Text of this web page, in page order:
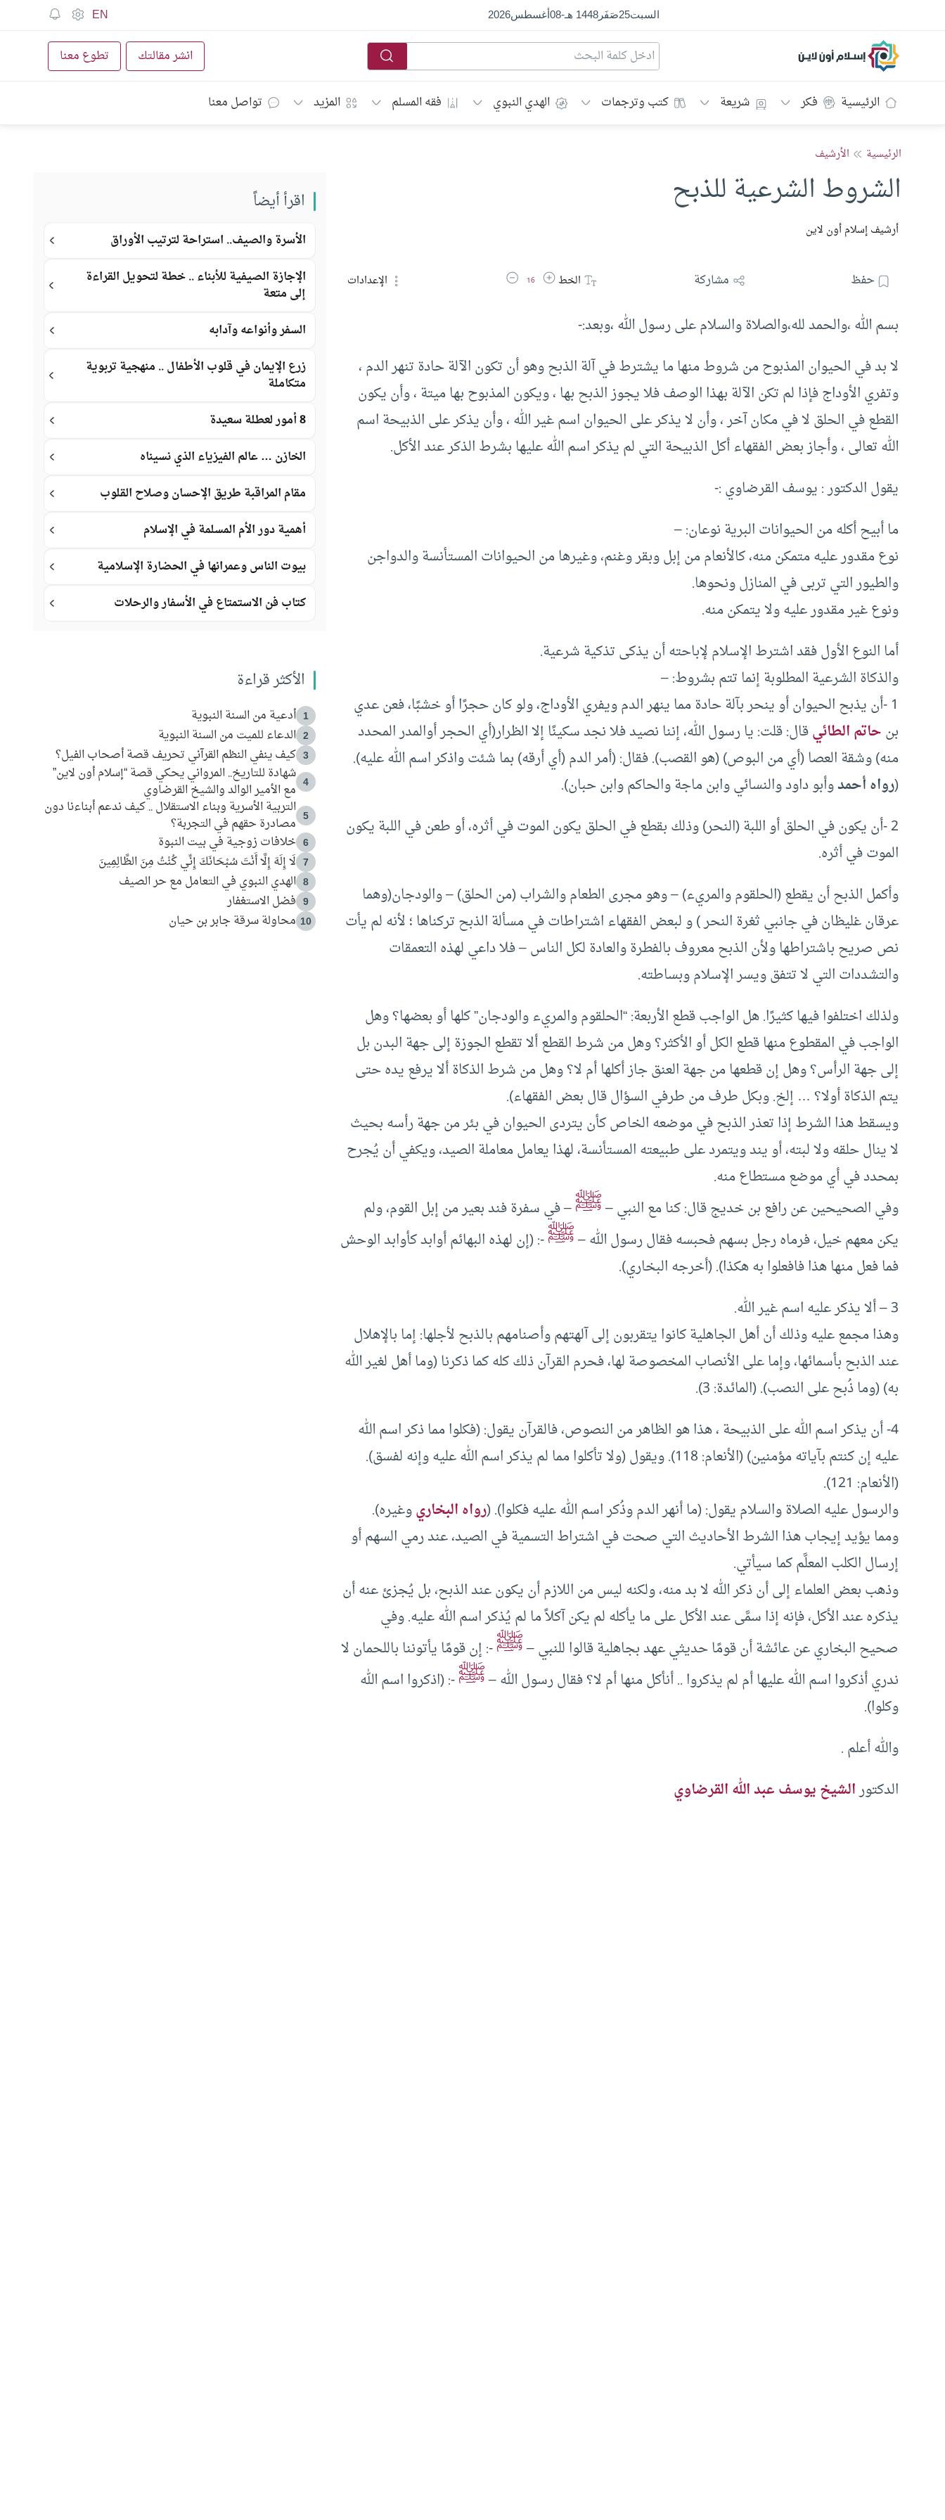
السبت25صَفَر1448 هـ -
08أغسطس2026
EN
إسلام أون لاين انشر مقالتك تطوع معنا
الرئيسية فكر شريعة كتب وترجمات الهدي النبوي فقه المسلم المزيد تواصل معنا
الرئيسية الأرشيف
الشروط الشرعية للذبح
أرشيف إسلام أون لاين
حفظ مشاركة الخطزيادة حجم الخط
16 تقليل حجم الخط الإعدادات
بسم الله ،والحمد لله،والصلاة والسلام على رسول الله ،وبعد:-
لا بد في الحيوان المذبوح من شروط منها ما يشترط في آلة الذبح وهو أن تكون الآلة حادة تنهر الدم ،
وتفري الأوداج فإذا لم تكن الآلة بهذا الوصف فلا يجوز الذبح بها ، ويكون المذبوح بها ميتة ، وأن يكون
القطع في الحلق لا في مكان آخر ، وأن لا يذكر على الحيوان اسم غير الله ، وأن يذكر على الذبيحة اسم
الله تعالى ، وأجاز بعض الفقهاء أكل الذبيحة التي لم يذكر اسم الله عليها بشرط الذكر عند الأكل.
يقول الدكتور : يوسف القرضاوي :-
ما أبيح أكله من الحيوانات البرية نوعان: –
نوع مقدور عليه متمكن منه، كالأنعام من إبل وبقر وغنم، وغيرها من الحيوانات المستأنسة والدواجن
والطيور التي تربى في المنازل ونحوها.
ونوع غير مقدور عليه ولا يتمكن منه.
أما النوع الأول فقد اشترط الإسلام لإباحته أن يذكى تذكية شرعية.
والذكاة الشرعية المطلوبة إنما تتم بشروط: –
1 -أن يذبح الحيوان أو ينحر بآلة حادة مما ينهر الدم ويفري الأوداج،
ولو كان حجرًا أو خشبًا، فعن عدي
بنحاتم الطائيقال: قلت: يا رسول الله، إننا نصيد فلا نجد سكينًا إلا الظرار(أي الحجر أوالمدر المحدد
منه) وشقة العصا (أي من البوص) (هو القصب). فقال: (أمر الدم (أي أرقه) بما شئت واذكر اسم الله عليه).
(رواه أحمدوأبو داود والنسائي وابن ماجة والحاكم وابن حبان).
2 -أن يكون في الحلق أو اللبة (النحر)
وذلك بقطع في الحلق يكون الموت في أثره، أو طعن في اللبة يكون
الموت في أثره.
وأكمل الذبح أن يقطع (الحلقوم والمريء) – وهو مجرى الطعام والشراب (من الحلق) – والودجان(وهما
عرقان غليظان في جانبي ثغرة النحر ) و لبعض الفقهاء اشتراطات في مسألة الذبح تركناها ؛ لأنه لم يأت
نص صريح باشتراطها ولأن الذبح معروف بالفطرة والعادة لكل الناس – فلا داعي لهذه التعمقات
والتشددات التي لا تتفق ويسر الإسلام وبساطته.
ولذلك اختلفوا فيها كثيرًا. هل الواجب قطع الأربعة: “الحلقوم والمريء والودجان” كلها أو بعضها؟ وهل
الواجب في المقطوع منها قطع الكل أو الأكثر؟ وهل من شرط القطع ألا تقطع الجوزة إلى جهة البدن بل
إلى جهة الرأس؟ وهل إن قطعها من جهة العنق جاز أكلها أم لا؟ وهل من شرط الذكاة ألا يرفع يده حتى
يتم الذكاة أولا؟ … إلخ. وبكل طرف من طرفي السؤال قال بعض الفقهاء).
ويسقط هذا الشرط إذا تعذر الذبح في موضعه الخاص كأن يتردى الحيوان في بئر من جهة رأسه بحيث
لا ينال حلقه ولا لبته، أو يند ويتمرد على طبيعته المستأنسة، لهذا يعامل معاملة الصيد، ويكفي أن يُجرح
بمحدد في أي موضع مستطاع منه.
وفي الصحيحين عن رافع بن خديج قال: كنا مع النبي –ﷺ– في سفرة فند بعير من إبل القوم، ولم
يكن معهم خيل، فرماه رجل بسهم فحبسه فقال رسول الله –ﷺ-: (إن لهذه البهائم أوابد كأوابد الوحش
فما فعل منها هذا فافعلوا به هكذا). (أخرجه البخاري).
3 – ألا يذكر عليه اسم غير الله.
وهذا مجمع عليه وذلك أن أهل الجاهلية كانوا يتقربون إلى آلهتهم وأصنامهم بالذبح لأجلها: إما بالإهلال
عند الذبح بأسمائها، وإما على الأنصاب المخصوصة لها، فحرم القرآن ذلك كله كما ذكرنا (وما أهل لغير الله
به) (وما ذُبح على النصب). (المائدة: 3).
4- أن يذكر اسم الله على الذبيحة
، هذا هو الظاهر من النصوص، فالقرآن يقول: (فكلوا مما ذكر اسم الله
عليه إن كنتم بآياته مؤمنين) (الأنعام: 118). ويقول (ولا تأكلوا مما لم يذكر اسم الله عليه وإنه لفسق).
(الأنعام: 121).
والرسول عليه الصلاة والسلام يقول: (ما أنهر الدم وذُكر اسم الله عليه فكلوا). (رواه البخاريوغيره).
ومما يؤيد إيجاب هذا الشرط الأحاديث التي صحت في اشتراط التسمية في الصيد، عند رمي السهم أو
إرسال الكلب المعلَّم كما سيأتي.
وذهب بعض العلماء إلى أن ذكر الله لا بد منه، ولكنه ليس من اللازم أن يكون عند الذبح، بل يُجزئ عنه أن
يذكره عند الأكل، فإنه إذا سمَّى عند الأكل على ما يأكله لم يكن آكلاً ما لم يُذكر اسم الله عليه. وفي
صحيح البخاري عن عائشة أن قومًا حديثي عهد بجاهلية قالوا للنبي –ﷺ-: إن قومًا يأتوننا باللحمان لا
ندري أذكروا اسم الله عليها أم لم يذكروا .. أنأكل منها أم لا؟ فقال رسول الله –ﷺ-: (اذكروا اسم الله
وكلوا).
والله أعلم .
الدكتورالشيخ يوسف عبد الله القرضاوي
اقرأ أيضاً
الأسرة والصيف.. استراحة لترتيب الأوراق
الإجازة الصيفية للأبناء .. خطة لتحويل القراءة
إلى متعة
السفر وأنواعه وآدابه
زرع الإيمان في قلوب الأطفال .. منهجية تربوية
متكاملة
8 أمور لعطلة سعيدة
الخازن … عالم الفيزياء الذي نسيناه
مقام المراقبة طريق الإحسان وصلاح القلوب
أهمية دور الأم المسلمة في الإسلام
بيوت الناس وعمرانها في الحضارة الإسلامية
كتاب فن الاستمتاع في الأسفار والرحلات
الأكثر قراءة
1 أدعية من السنة النبوية
2 الدعاء للميت من السنة النبوية
3 كيف ينفي النظم القرآني تحريف قصة أصحاب الفيل؟
4
شهادة للتاريخ.. المرواني يحكي قصة “إسلام أون لاين”
مع الأمير الوالد والشيخ القرضاوي
5
التربية الأسرية وبناء الاستقلال .. كيف ندعم أبناءنا دون
مصادرة حقهم في التجربة؟
6 خلافات زوجية في بيت النبوة
7 لَا إِلَهَ إِلَّا أَنْتَ سُبْحَانَكَ إِنِّي كُنْتُ مِنَ الظَّالِمِينَ
8 الهدي النبوي في التعامل مع حر الصيف
9 فضل الاستغفار
10 محاولة سرقة جابر بن حيان